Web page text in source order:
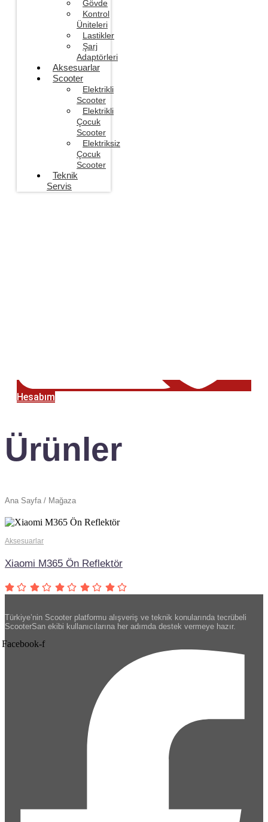
Gövde
Kontrol
Üniteleri
Lastikler
Şarj
Adaptörleri
Aksesuarlar
Scooter
Elektrikli
Scooter
Elektrikli
Çocuk
Scooter
Elektriksiz
Çocuk
Scooter
Teknik
Servis
Hesabım
Ürünler
Ana Sayfa / Mağaza
Aksesuarlar
Xiaomi M365 Ön Reflektör
Türkiye’nin Scooter platformu alışveriş ve teknik konularında tecrübeli
ScooterSan ekibi kullanıcılarına her adımda destek vermeye hazır.
Facebook-f